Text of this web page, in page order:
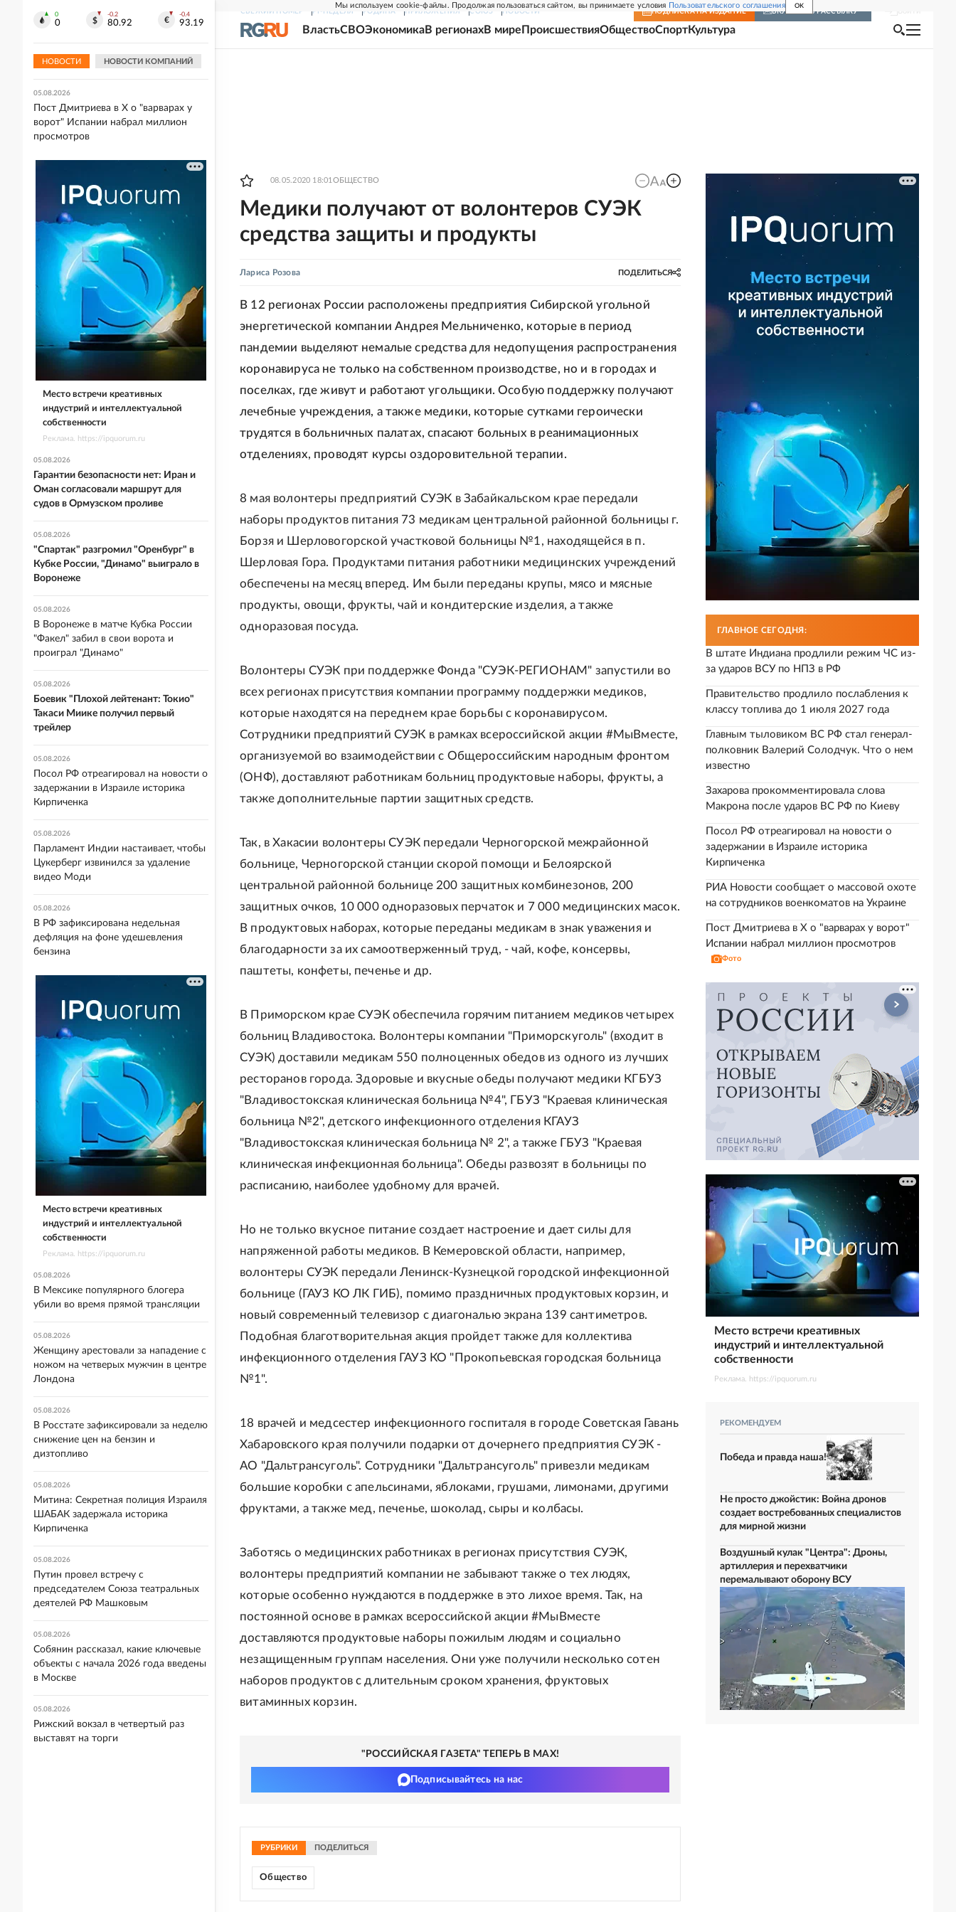
Мы используем cookie-файлы. Продолжая пользоваться сайтом, вы принимаете условия Пользовательского соглашения OK
СВЕЖИЙ НОМЕР РГ-НЕДЕЛЯ РОДИНА ПРИЛОЖЕНИЯ СОЮЗ НОВОСТИ ПОДПИСКА НА ИЗДАНИЕ ВКЛЮЧИТЬ РАССЫЛКУ
ВластьСВОЭкономикаВ регионахВ мире ПроисшествияОбществоСпортКультура
08.05.2020 18:01 ОБЩЕСТВО
Медики получают от волонтеров СУЭК
средства защиты и продукты
Лариса Розова ПОДЕЛИТЬСЯ
В 12 регионах России расположены предприятия Сибирской угольной
энергетической компании Андрея Мельниченко, которые в период
пандемии выделяют немалые средства для недопущения распространения
коронавируса не только на собственном производстве, но и в городах и
поселках, где живут и работают угольщики. Особую поддержку получают
лечебные учреждения, а также медики, которые сутками героически
трудятся в больничных палатах, спасают больных в реанимационных
отделениях, проводят курсы оздоровительной терапии.
8 мая волонтеры предприятий СУЭК в Забайкальском крае передали
наборы продуктов питания 73 медикам центральной районной больницы г.
Борзя и Шерловогорской участковой больницы №1, находящейся в п.
Шерловая Гора. Продуктами питания работники медицинских учреждений
обеспечены на месяц вперед. Им были переданы крупы, мясо и мясные
продукты, овощи, фрукты, чай и кондитерские изделия, а также
одноразовая посуда.
Волонтеры СУЭК при поддержке Фонда "СУЭК-РЕГИОНАМ" запустили во
всех регионах присутствия компании программу поддержки медиков,
которые находятся на переднем крае борьбы с коронавирусом.
Сотрудники предприятий СУЭК в рамках всероссийской акции #МыВместе,
организуемой во взаимодействии с Общероссийским народным фронтом
(ОНФ), доставляют работникам больниц продуктовые наборы, фрукты, а
также дополнительные партии защитных средств.
Так, в Хакасии волонтеры СУЭК передали Черногорской межрайонной
больнице, Черногорской станции скорой помощи и Белоярской
центральной районной больнице 200 защитных комбинезонов, 200
защитных очков, 10 000 одноразовых перчаток и 7 000 медицинских масок.
В продуктовых наборах, которые переданы медикам в знак уважения и
благодарности за их самоотверженный труд, - чай, кофе, консервы,
паштеты, конфеты, печенье и др.
В Приморском крае СУЭК обеспечила горячим питанием медиков четырех
больниц Владивостока. Волонтеры компании "Приморскуголь" (входит в
СУЭК) доставили медикам 550 полноценных обедов из одного из лучших
ресторанов города. Здоровые и вкусные обеды получают медики КГБУЗ
"Владивостокская клиническая больница №4", ГБУЗ "Краевая клиническая
больница №2", детского инфекционного отделения КГАУЗ
"Владивостокская клиническая больница № 2", а также ГБУЗ "Краевая
клиническая инфекционная больница". Обеды развозят в больницы по
расписанию, наиболее удобному для врачей.
Но не только вкусное питание создает настроение и дает силы для
напряженной работы медиков. В Кемеровской области, например,
волонтеры СУЭК передали Ленинск-Кузнецкой городской инфекционной
больнице (ГАУЗ КО ЛК ГИБ), помимо праздничных продуктовых корзин, и
новый современный телевизор с диагональю экрана 139 сантиметров.
Подобная благотворительная акция пройдет также для коллектива
инфекционного отделения ГАУЗ КО "Прокопьевская городская больница
№1".
18 врачей и медсестер инфекционного госпиталя в городе Советская Гавань
Хабаровского края получили подарки от дочернего предприятия СУЭК -
АО "Дальтрансуголь". Сотрудники "Дальтрансуголь" привезли медикам
большие коробки с апельсинами, яблоками, грушами, лимонами, другими
фруктами, а также мед, печенье, шоколад, сыры и колбасы.
Заботясь о медицинских работниках в регионах присутствия СУЭК,
волонтеры предприятий компании не забывают также о тех людях,
которые особенно нуждаются в поддержке в это лихое время. Так, на
постоянной основе в рамках всероссийской акции #МыВместе
доставляются продуктовые наборы пожилым людям и социально
незащищенным группам населения. Они уже получили несколько сотен
наборов продуктов с длительным сроком хранения, фруктовых
витаминных корзин.
"РОССИЙСКАЯ ГАЗЕТА" ТЕПЕРЬ В MAX!
Подписывайтесь на нас
РУБРИКИ ПОДЕЛИТЬСЯ
Общество
ГЛАВНОЕ СЕГОДНЯ:
В штате Индиана продлили режим ЧС из-
за ударов ВСУ по НПЗ в РФ
Правительство продлило послабления к
классу топлива до 1 июля 2027 года
Главным тыловиком ВС РФ стал генерал-
полковник Валерий Солодчук. Что о нем
известно
Захарова прокомментировала слова
Макрона после ударов ВС РФ по Киеву
Посол РФ отреагировал на новости о
задержании в Израиле историка
Кирпиченка
РИА Новости сообщает о массовой охоте
на сотрудников военкоматов на Украине
Пост Дмитриева в X о "варварах у ворот"
Испании набрал миллион просмотров
Фото
Место встречи креативных
индустрий и интеллектуальной
собственности
Реклама. https://ipquorum.ru
РЕКОМЕНДУЕМ
Победа и правда наша!
Не просто джойстик: Война дронов
создает востребованных специалистов
для мирной жизни
Воздушный кулак "Центра": Дроны,
артиллерия и перехватчики
перемалывают оборону ВСУ
0
0
-0.2
80.92
-0.4
93.19
НОВОСТИ НОВОСТИ КОМПАНИЙ
05.08.2026
"Безнадега"
05.08.2026
Пост Дмитриева в X о "варварах у
ворот" Испании набрал миллион
просмотров
Место встречи креативных
индустрий и интеллектуальной
собственности
Реклама. https://ipquorum.ru
05.08.2026
Гарантии безопасности нет: Иран и
Оман согласовали маршрут для
судов в Ормузском проливе
05.08.2026
"Спартак" разгромил "Оренбург" в
Кубке России, "Динамо" выиграло в
Воронеже
05.08.2026
В Воронеже в матче Кубка России
"Факел" забил в свои ворота и
проиграл "Динамо"
05.08.2026
Боевик "Плохой лейтенант: Токио"
Такаси Миике получил первый
трейлер
05.08.2026
Посол РФ отреагировал на новости о
задержании в Израиле историка
Кирпиченка
05.08.2026
Парламент Индии настаивает, чтобы
Цукерберг извинился за удаление
видео Моди
05.08.2026
В РФ зафиксирована недельная
дефляция на фоне удешевления
бензина
Место встречи креативных
индустрий и интеллектуальной
собственности
Реклама. https://ipquorum.ru
05.08.2026
В Мексике популярного блогера
убили во время прямой трансляции
05.08.2026
Женщину арестовали за нападение с
ножом на четверых мужчин в центре
Лондона
05.08.2026
В Росстате зафиксировали за неделю
снижение цен на бензин и
дизтопливо
05.08.2026
Митина: Секретная полиция Израиля
ШАБАК задержала историка
Кирпиченка
05.08.2026
Путин провел встречу с
председателем Союза театральных
деятелей РФ Машковым
05.08.2026
Собянин рассказал, какие ключевые
объекты с начала 2026 года введены
в Москве
05.08.2026
Рижский вокзал в четвертый раз
выставят на торги